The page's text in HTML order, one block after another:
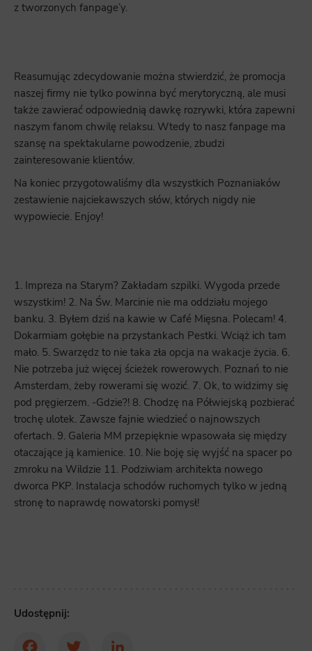
z tworzonych fanpage’y.
Reasumując zdecydowanie można stwierdzić, że promocja
naszej firmy nie tylko powinna być merytoryczną, ale musi
także zawierać odpowiednią dawkę rozrywki, która zapewni
naszym fanom chwilę relaksu. Wtedy to nasz fanpage ma
szansę na spektakularne powodzenie, zbudzi
zainteresowanie klientów.
Na koniec przygotowaliśmy dla wszystkich Poznaniaków
zestawienie najciekawszych słów, których nigdy nie
wypowiecie. Enjoy!
1. Impreza na Starym? Zakładam szpilki. Wygoda przede
wszystkim! 2. Na Św. Marcinie nie ma oddziału mojego
banku. 3. Byłem dziś na kawie w Café Mięsna. Polecam! 4.
Dokarmiam gołębie na przystankach Pestki. Wciąż ich tam
mało. 5. Swarzędz to nie taka zła opcja na wakacje życia. 6.
Nie potrzeba już więcej ścieżek rowerowych. Poznań to nie
Amsterdam, żeby rowerami się wozić. 7. Ok, to widzimy się
pod pręgierzem. -Gdzie?! 8. Chodzę na Półwiejską pozbierać
trochę ulotek. Zawsze fajnie wiedzieć o najnowszych
ofertach. 9. Galeria MM przepięknie wpasowała się między
otaczające ją kamienice. 10. Nie boję się wyjść na spacer po
zmroku na Wildzie 11. Podziwiam architekta nowego
dworca PKP. Instalacja schodów ruchomych tylko w jedną
stronę to naprawdę nowatorski pomysł!
Udostępnij: